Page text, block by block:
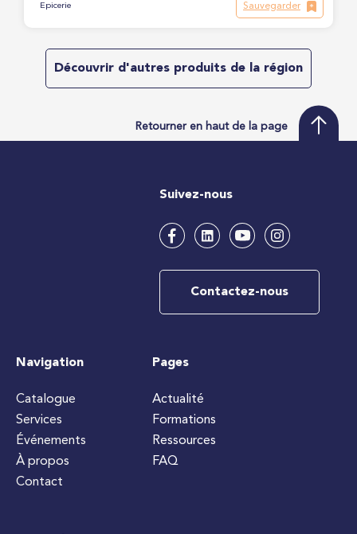
Epicerie Sauvegarder
Découvrir d'autres produits de la région
Retourner en haut de la page
Suivez-nous
Contactez-nous
Navigation
Catalogue
Services
Événements
À propos
Contact
Pages
Actualité
Formations
Ressources
FAQ